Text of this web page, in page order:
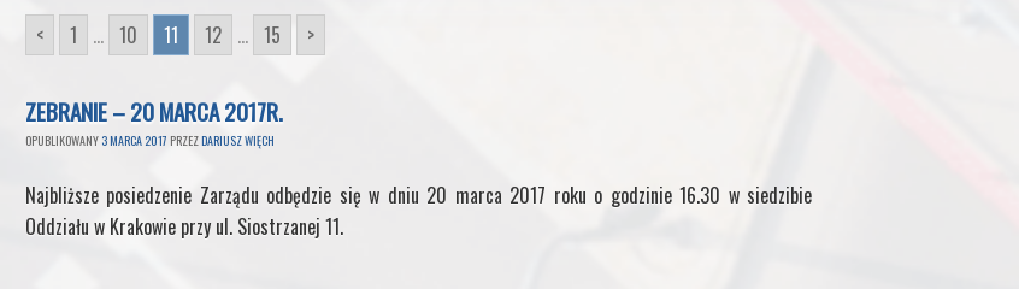
< 1 ... 10 11 12 ... 15 >
ZEBRANIE – 20 MARCA 2017R.
OPUBLIKOWANY 3 MARCA 2017 PRZEZDARIUSZ WIĘCH
Najbliższe posiedzenie Zarządu odbędzie się w dniu 20 marca 2017 roku o godzinie 16.30 w siedzibie
Oddziału w Krakowie przy ul. Siostrzanej 11.